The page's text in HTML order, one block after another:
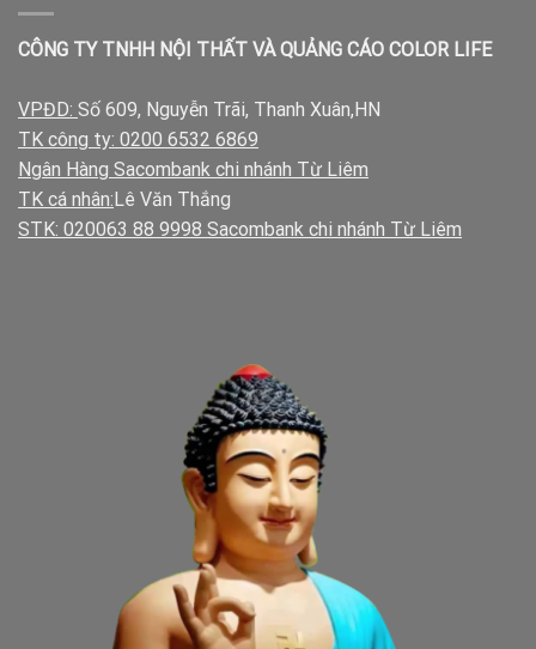
CÔNG TY TNHH NỘI THẤT VÀ QUẢNG CÁO COLOR LIFE
VPĐD: Số 609, Nguyễn Trãi, Thanh Xuân,HN
TK công ty: 0200 6532 6869
Ngân Hàng Sacombank chi nhánh Từ Liêm
TK cá nhân: Lê Văn Thắng
STK: 020063 88 9998 Sacombank chi nhánh Từ Liêm